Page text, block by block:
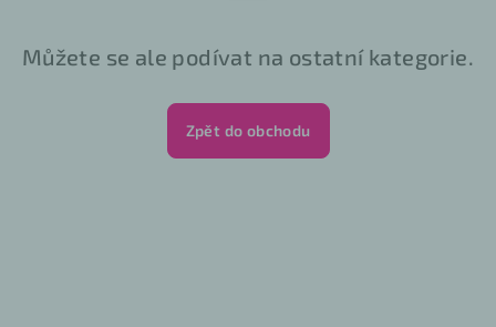
Můžete se ale podívat na ostatní kategorie.
Zpět do obchodu